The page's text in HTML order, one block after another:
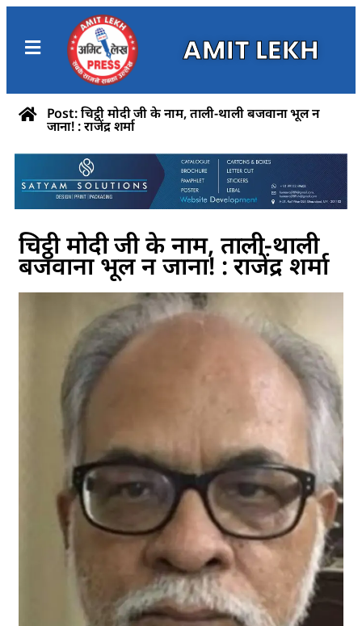
AMIT LEKH
Post: चिट्ठी मोदी जी के नाम, ताली-थाली बजवाना भूल न
जाना! : राजेंद्र शर्मा
चिट्ठी मोदी जी के नाम, ताली-थाली
बजवाना भूल न जाना! : राजेंद्र शर्मा